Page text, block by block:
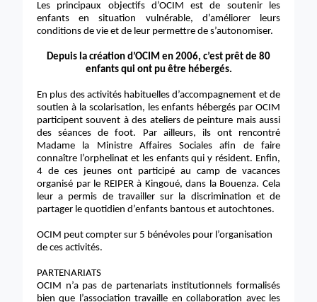
Les principaux objectifs d’OCIM est de soutenir les
enfants en situation vulnérable, d’améliorer leurs
conditions de vie et de leur permettre de s’autonomiser.
Depuis la création d’OCIM en 2006, c’est prêt de 80
enfants qui ont pu être hébergés.
En plus des activités habituelles d’accompagnement et de
soutien à la scolarisation, les enfants hébergés par OCIM
participent souvent à des ateliers de peinture mais aussi
des séances de foot. Par ailleurs, ils ont rencontré
Madame la Ministre Affaires Sociales afin de faire
connaître l’orphelinat et les enfants qui y résident. Enfin,
4 de ces jeunes ont participé au camp de vacances
organisé par le REIPER à Kingoué, dans la Bouenza. Cela
leur a permis de travailler sur la discrimination et de
partager le quotidien d’enfants bantous et autochtones.
OCIM peut compter sur 5 bénévoles pour l’organisation
de ces activités.
PARTENARIATS
OCIM n’a pas de partenariats institutionnels formalisés
bien que l’association travaille en collaboration avec les